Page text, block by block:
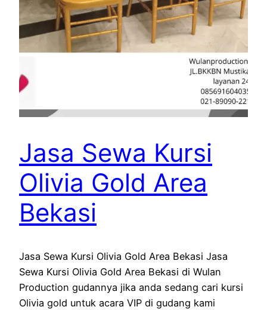
Jasa Sewa Kursi
Olivia Gold Area
Bekasi
Jasa Sewa Kursi Olivia Gold Area Bekasi Jasa
Sewa Kursi Olivia Gold Area Bekasi di Wulan
Production gudannya jika anda sedang cari kursi
Olivia gold untuk acara VIP di gudang kami